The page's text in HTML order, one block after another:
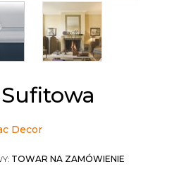
Decor
TOWAR NA ZAMÓWIENIE